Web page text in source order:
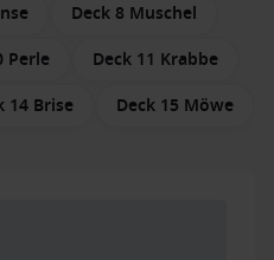
Deck 8 Muschel
Perle
Deck 11 Krabbe
14 Brise Deck 15 Möwe